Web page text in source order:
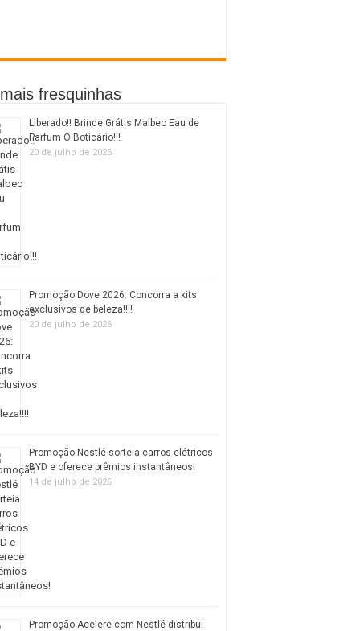
fresquinhas
Liberado!! Brinde Grátis Malbec Eau de
Parfum O Boticário!!!
20 de julho de 2026
Promoção Dove 2026: Concorra a kits
exclusivos de beleza!!!!
20 de julho de 2026
Promoção Nestlé sorteia carros elétricos
BYD e oferece prêmios instantâneos!
14 de julho de 2026
Promoção Acelere com Nestlé distribui